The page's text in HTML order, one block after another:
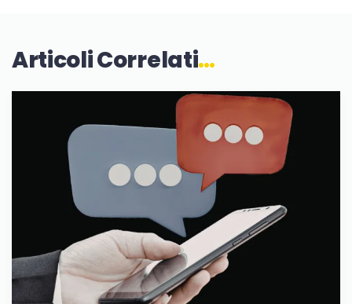
Articoli Correlati…